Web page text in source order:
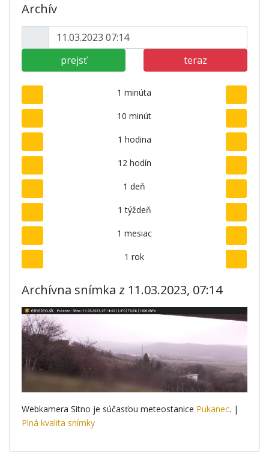
Archív
prejsť teraz
1 minúta
10 minút
1 hodina
12 hodín
1 deň
1 týždeň
1 mesiac
1 rok
Archívna snímka z 11.03.2023, 07:14
Webkamera Sitno je súčasťou meteostanice Pukanec. |
Plná kvalita snímky